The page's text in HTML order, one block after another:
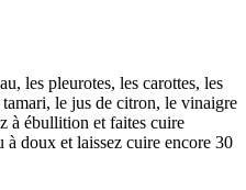
les pleurotes, les carottes, les
le jus de citron, le vinaigre
à ébullition et faites cuire
doux et laissez cuire encore 30